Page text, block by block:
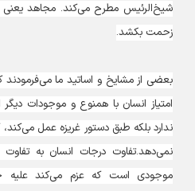
شیخ‌الرئیس مطرح می‌کند. مجاهد
زحمت بکشد.
بعضی از مشایخ و اساتید ما می‌فرمودند
امتیاز انسان با همنوع و موجودات
ندارد بلکه طبق دستور غریزه عمل می‌کند،
نمی‌دهد.تفاوت درجات انسان به
موجودی است که عزم می‌کند علیه